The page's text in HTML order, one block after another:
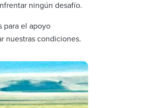
ningún desafío.
para el apoyo
nuestras condiciones.